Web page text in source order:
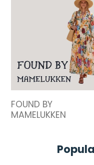
FOUND BY
MAMELUKKEN